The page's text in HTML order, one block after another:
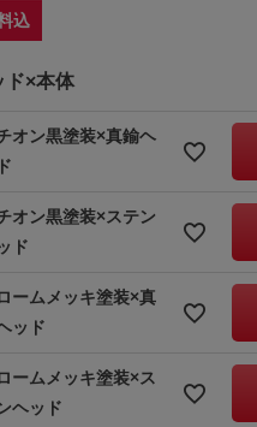
込
ド×本体
オン黒塗装×真鍮ヘ
オン黒塗装×ステン
ド
ームメッキ塗装×真
ッド
ームメッキ塗装×ス
ヘッド